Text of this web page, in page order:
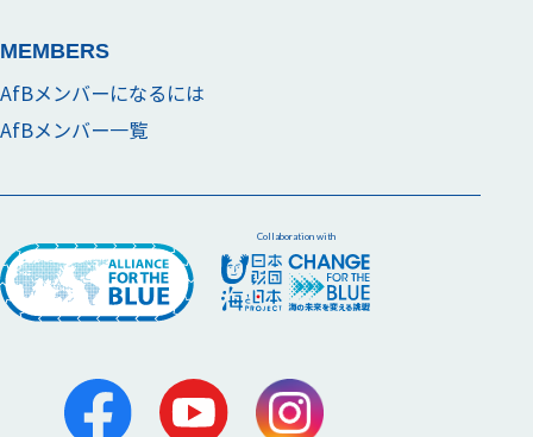
MEMBERS
AfBメンバーになるには
AfBメンバー一覧
Collaboration with